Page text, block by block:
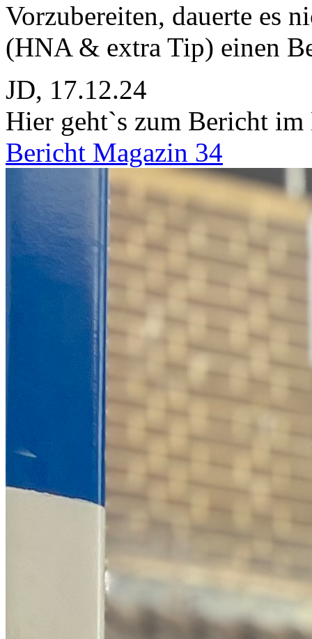
Vorzubereiten, dauerte es
(HNA & extra Tip) einen
JD, 17.12.24
Hier geht`s zum Bericht
Bericht Magazin 34